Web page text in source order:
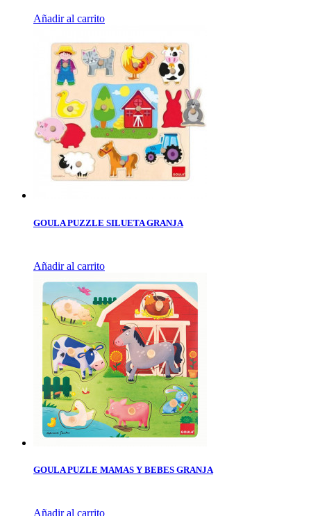
Añadir al carrito
GOULA PUZZLE SILUETA GRANJA
Añadir al carrito
GOULA PUZLE MAMAS Y BEBES GRANJA
Añadir al carrito